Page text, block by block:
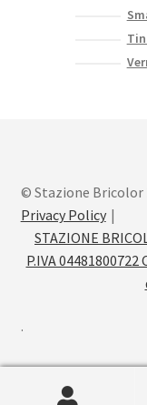
© Stazione Bricolor
Privacy Policy
STAZIONE
P.IVA 04481800722
.